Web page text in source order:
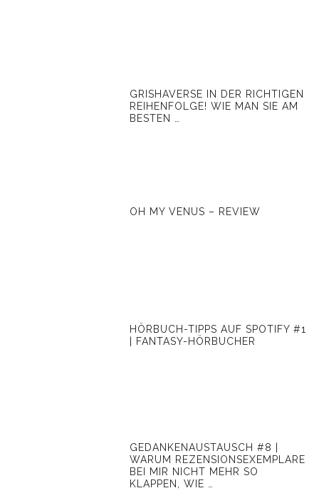
GRISHAVERSE IN DER RICHTIGEN
REIHENFOLGE! WIE MAN SIE AM
BESTEN …
OH MY VENUS – REVIEW
HÖRBUCH-TIPPS AUF SPOTIFY #1
| FANTASY-HÖRBUCHER
GEDANKENAUSTAUSCH #8 |
WARUM REZENSIONSEXEMPLARE
BEI MIR NICHT MEHR SO
KLAPPEN, WIE …